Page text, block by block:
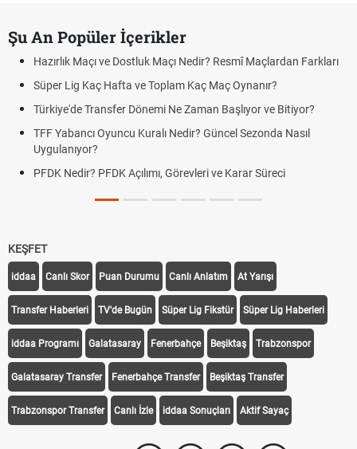
Şu An Popüler İçerikler
Hazırlık Maçı ve Dostluk Maçı Nedir? Resmî Maçlardan Farkları
Süper Lig Kaç Hafta ve Toplam Kaç Maç Oynanır?
Türkiye'de Transfer Dönemi Ne Zaman Başlıyor ve Bitiyor?
TFF Yabancı Oyuncu Kuralı Nedir? Güncel Sezonda Nasıl
Uygulanıyor?
PFDK Nedir? PFDK Açılımı, Görevleri ve Karar Süreci
KEŞFET
iddaa Canlı Skor Puan Durumu Canlı Anlatım At Yarışı
Transfer Haberleri TV'de Bugün Süper Lig Fikstür Süper Lig Haberleri
iddaa Programı Galatasaray Fenerbahçe Beşiktaş Trabzonspor
Galatasaray Transfer Fenerbahçe Transfer Beşiktaş Transfer
Trabzonspor Transfer Canlı İzle iddaa Sonuçları Aktif Sayaç